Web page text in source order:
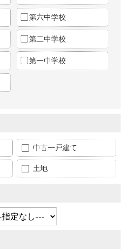
第六中学校
第二中学校
第一中学校
中古一戸建て
土地